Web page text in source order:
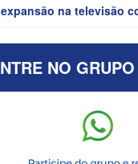
expansão na televisão
NO GRUPO